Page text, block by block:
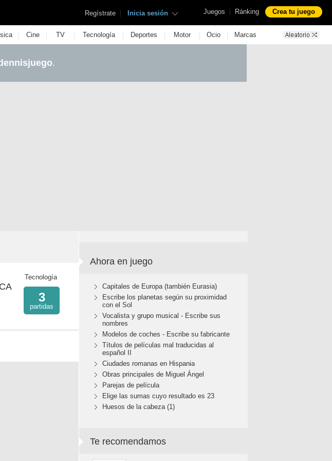
Juegos | Ránking Crea tu juego
Regístrate | Inicia sesión
| Cine | TV | Tecnología | Deportes | Motor | Ocio | Marcas
.
Tecnología
3
partidas
Ahora en juego
Capitales de Europa (también Eurasia)
Escribe los planetas según su proximidad
con el Sol
Vocalista y grupo musical - Escribe sus
nombres
Modelos de coches - Escribe su fabricante
Títulos de películas mal traducidas al
español II
Ciudades romanas en Hispania
Obras principales de Miguel Ángel
Parejas de película
Elige las sumas cuyo resultado es 23
Huesos de la cabeza (1)
Te recomendamos